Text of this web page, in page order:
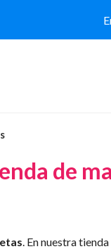
de
. En nuestra